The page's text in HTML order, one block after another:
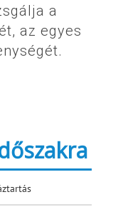
a
az egyes